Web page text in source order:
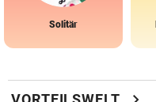
Solitär